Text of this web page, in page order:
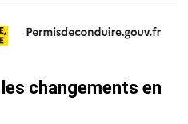
changements en